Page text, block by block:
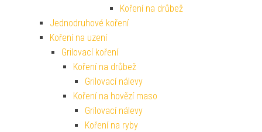
Koření na drůbež
Jednodruhové koření
Koření na uzení
Grilovací koření
Koření na drůbež
Grilovací nálevy
Koření na hovězí maso
Grilovací nálevy
Koření na ryby